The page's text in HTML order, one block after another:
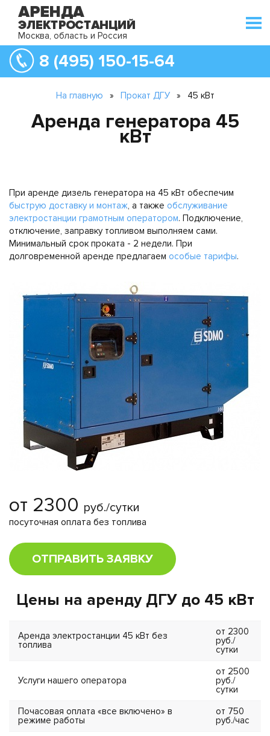
Москва, область и Россия
8 (495) 150-15-64
На главную » Прокат ДГУ » 45 кВт
Аренда генератора 45
кВт
При аренде дизель генератора на 45 кВт обеспечим
быструю доставку и монтаж, а также обслуживание
электростанции грамотным оператором. Подключение,
отключение, заправку топливом выполняем сами.
Минимальный срок проката - 2 недели. При
долговременной аренде предлагаем особые тарифы.
от 2300 руб./сутки
посуточная оплата без топлива
ОТПРАВИТЬ ЗАЯВКУ
Цены на аренду ДГУ до 45 кВт
Аренда электростанции 45 кВт без
топлива
от 2300
руб./
сутки
Услуги нашего оператора
от 2500
руб./
сутки
Почасовая оплата «все включено» в
режиме работы
от 750
руб./час